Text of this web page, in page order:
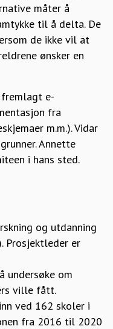
måter å
til å delta. De
de ikke vil at
ønsker en
fremlagt e-
fra
m.m.). Vidar
Annette
i hans sted.
og utdanning
Prosjektleder er
undersøke om
ville fått.
ved 162 skoler i
fra 2016 til 2020